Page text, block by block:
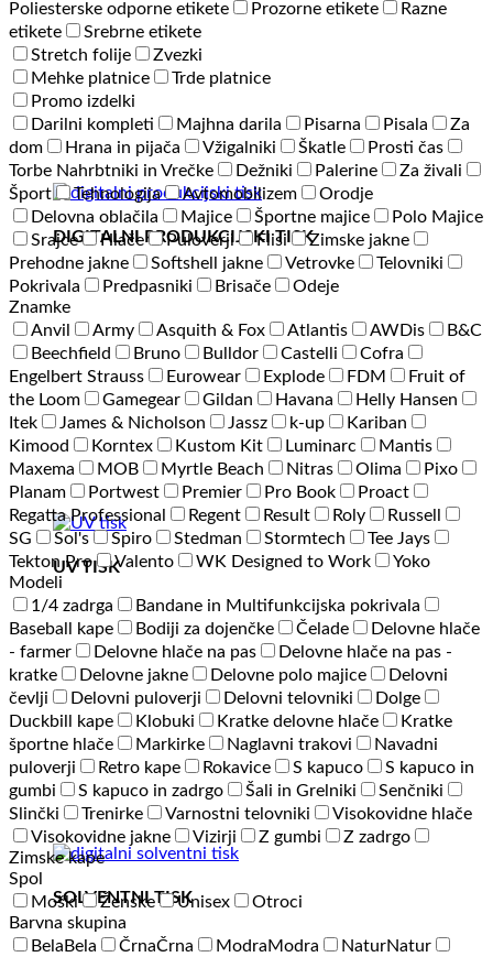
DIGITALNI PRODUKCIJSKI TISK
UV TISK
SOLVENTNI TISK
Poliesterske odporne etikete Prozorne etikete
Razne
etikete
Srebrne etikete
Stretch folije
Zvezki
Mehke platnice
Trde platnice
Promo izdelki
Darilni kompleti
Majhna darila Pisarna Pisala
Za
dom
Hrana in pijača Vžigalniki Škatle
Prosti čas
Torbe Nahrbtniki in Vrečke
Dežniki Palerine
Za živali
Šport
Tehnologija Avtomobilizem
Orodje
Delovna oblačila
Majice Športne majice
Polo Majice
Srajce
Hlače Puloverji Flisi
Zimske jakne
Prehodne jakne
Softshell jakne Vetrovke
Telovniki
Pokrivala
Predpasniki Brisače
Odeje
Znamke
Anvil
Army Asquith & Fox Atlantis AWDis
B&C
Beechfield
Bruno Bulldor Castelli
Cofra
Engelbert Strauss
Eurowear Explode FDM
Fruit of
the Loom
Gamegear Gildan Havana
Helly Hansen
Itek
James & Nicholson Jassz k-up
Kariban
Kimood
Korntex Kustom Kit Luminarc
Mantis
Maxema
MOB Myrtle Beach Nitras Olima
Pixo
Planam
Portwest Premier Pro Book
Proact
Regatta Professional
Regent Result Roly
Russell
SG
Sol's Spiro Stedman Stormtech
Tee Jays
Tekton Pro
Valento WK Designed to Work
Yoko
Modeli
1/4 zadrga
Bandane in Multifunkcijska pokrivala
Baseball kape
Bodiji za dojenčke Čelade
Delovne hlače
- farmer
Delovne hlače na pas
Delovne hlače na pas -
kratke
Delovne jakne Delovne polo majice
Delovni
čevlji
Delovni puloverji Delovni telovniki
Dolge
Duckbill kape
Klobuki Kratke delovne hlače
Kratke
športne hlače
Markirke Naglavni trakovi
Navadni
puloverji
Retro kape Rokavice S kapuco
S kapuco in
gumbi
S kapuco in zadrgo Šali in Grelniki
Senčniki
Slinčki
Trenirke Varnostni telovniki
Visokovidne hlače
Visokovidne jakne
Vizirji Z gumbi
Z zadrgo
Zimske kape
Spol
Moški
Ženske Unisex
Otroci
Barvna skupina
Bela Bela ČrnaČrna ModraModra NaturNatur